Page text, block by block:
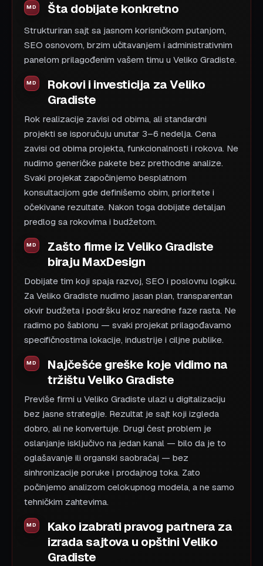
Šta dobijate konkretno
Strukturiran sajt sa jasnom korisničkom putanjom,
SEO osnovom, brzim učitavanjem i administrativnim
panelom prilagođenim vašem timu u Veliko Gradiste.
Rokovi i investicija za Veliko
Gradiste
Rok realizacije zavisi od obima, ali standardni
projekti se isporučuju unutar 3–6 nedelja. Cena
zavisi od obima projekta, funkcionalnosti i rokova. Ne
nudimo generičke pakete bez prethodne analize.
Svaki projekat započinjemo besplatnom
konsultacijom gde definišemo obim, prioritete i
očekivane rezultate. Nakon toga dobijate detaljan
predlog sa rokovima i budžetom.
Zašto firme iz Veliko Gradiste
biraju MaxDesign
Dobijate tim koji spaja razvoj, SEO i poslovnu logiku.
Za Veliko Gradiste nudimo jasan plan, transparentan
okvir budžeta i podršku kroz naredne faze rasta. Ne
radimo po šablonu — svaki projekat prilagođavamo
specifičnostima lokacije, industrije i ciljne publike.
Najčešće greške koje vidimo na
tržištu Veliko Gradiste
Previše firmi u Veliko Gradiste ulazi u digitalizaciju
bez jasne strategije. Rezultat je sajt koji izgleda
dobro, ali ne konvertuje. Drugi čest problem je
oslanjanje isključivo na jedan kanal — bilo da je to
oglašavanje ili organski saobraćaj — bez
sinhronizacije poruke i prodajnog toka. Zato
počinjemo analizom celokupnog modela, a ne samo
tehničkim zahtevima.
Kako izabrati pravog partnera za
izrada sajtova u opštini Veliko
Gradiste